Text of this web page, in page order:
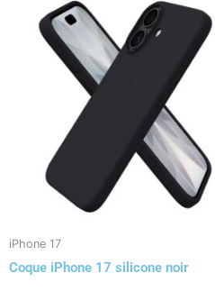
iPhone 17
Coque iPhone 17 silicone noir